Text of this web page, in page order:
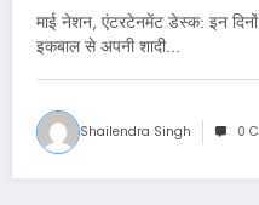
माई नेशन, एंटरटेनमेंट डेस्‍क: इन दिनों
इकबाल से अपनी शादी…
Shailendra Singh 0